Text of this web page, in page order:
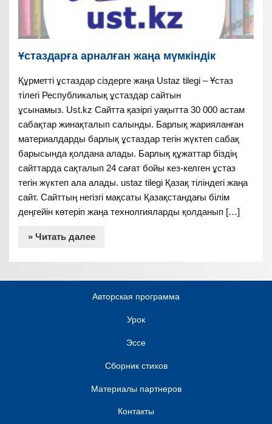
Ұстаздарға арналған жаңа мүмкіндік
Құрметті ұстаздар сіздерге жаңа Ustaz tilegi – Ұстаз
тілегі Республикалық ұстаздар сайтын
ұсынамыз. Ust.kz Сайтта қазіргі уақытта 30 000 астам
сабақтар жинақталып салынды. Барлық жарияланған
материалдарды барлық ұстаздар тегін жүктеп сабақ
барысында қолдана алады. Барлық құжаттар біздің
сайттарда сақталып 24 сағат бойы кез-келген ұстаз
тегін жүктеп ала алады. ustaz tilegi Қазақ тіліндегі жаңа
сайт. Сайттың негізгі мақсаты Қазақстандағы білім
деңгейін көтеріп жаңа технолгияларды қолданып […]
» Читать далее
Авторская программа
Урок
Эссе
Сборник стихов
Материалы партнеров
Контакты